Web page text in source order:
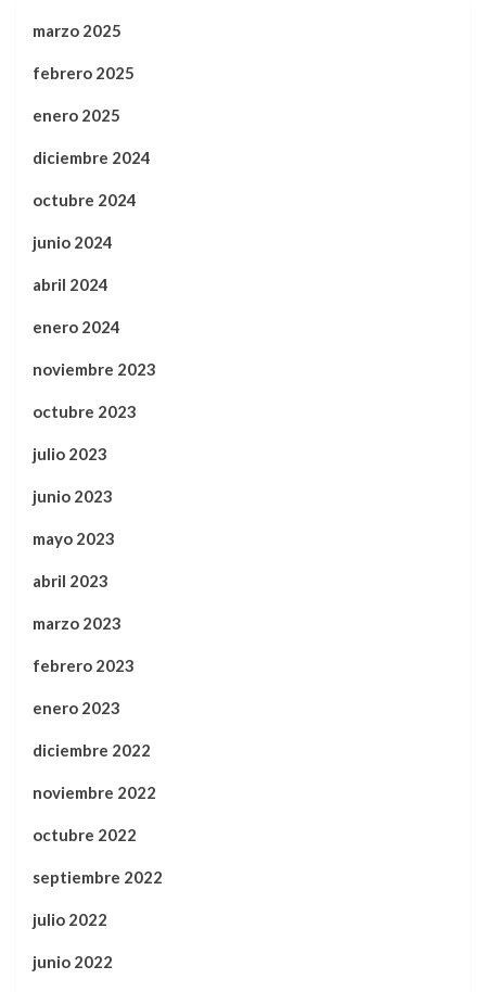
marzo 2025
febrero 2025
enero 2025
diciembre 2024
octubre 2024
junio 2024
abril 2024
enero 2024
noviembre 2023
octubre 2023
julio 2023
junio 2023
mayo 2023
abril 2023
marzo 2023
febrero 2023
enero 2023
diciembre 2022
noviembre 2022
octubre 2022
septiembre 2022
julio 2022
junio 2022